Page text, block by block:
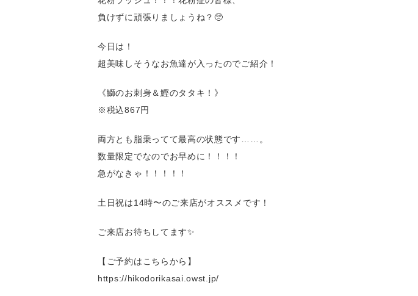
負けずに頑張りましょうね？🥺
今日は！
超美味しそうなお魚達が入ったのでご紹介！
《鰤のお刺身＆鰹のタタキ！》
※税込867円
両方とも脂乗ってて最高の状態です……。
数量限定でなのでお早めに！！！！
急がなきゃ！！！！！
土日祝は14時〜のご来店がオススメです！
ご来店お待ちしてます✨
【ご予約はこちらから】
https://hikodorikasai.owst.jp/